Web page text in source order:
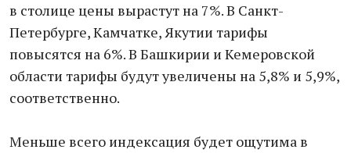
в столице цены вырастут на 7%. В Санкт-
Петербурге, Камчатке, Якутии тарифы
повысятся на 6%. В Башкирии и Кемеровской
области тарифы будут увеличены на 5,8% и 5,9%,
соответственно.
Меньше всего индексация будет ощутима в